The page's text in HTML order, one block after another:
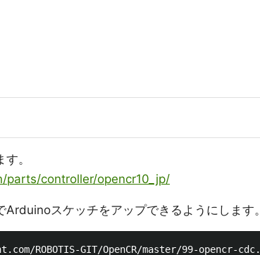
。
controller/opencr10_jp/
スケッチをアップできるようにします。